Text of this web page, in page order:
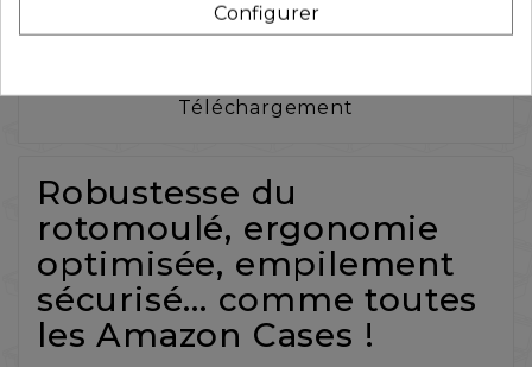
Accessoires
Téléchargement
Robustesse du
rotomoulé, ergonomie
optimisée, empilement
sécurisé... comme toutes
les Amazon Cases !
Configurer